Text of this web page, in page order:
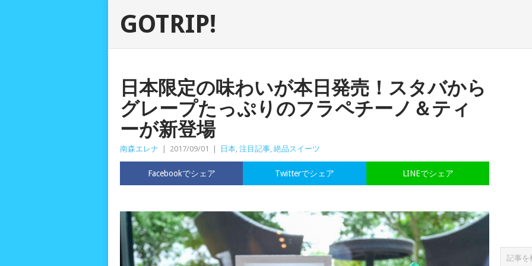
GOTRIP!
日本限定の味わいが本日発売！スタバから
グレープたっぷりのフラペチーノ＆ティ
ーが新登場
南森エレナ 2017/09/01 日本, 注目記事, 絶品スイーツ
Facebookでシェア LINEでシェア
Twitterでシェア